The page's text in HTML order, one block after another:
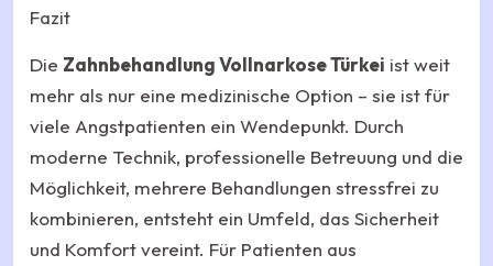
Fazit
Die Zahnbehandlung Vollnarkose Türkei ist weit
mehr als nur eine medizinische Option – sie ist für
viele Angstpatienten ein Wendepunkt. Durch
moderne Technik, professionelle Betreuung und die
Möglichkeit, mehrere Behandlungen stressfrei zu
kombinieren, entsteht ein Umfeld, das Sicherheit
und Komfort vereint. Für Patienten aus